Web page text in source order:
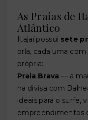
As Praias de
Atlântico
Itajaí possui sete
orla, cada uma
própria:
Praia Brava — a
na divisa com
ideais para o surfe,
empreendimentos